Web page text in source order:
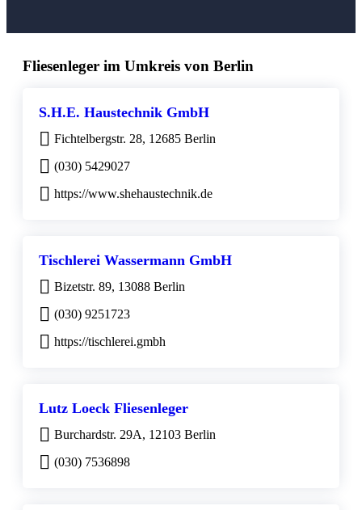
Fliesenleger im Umkreis von Berlin
S.H.E. Haustechnik GmbH
Fichtelbergstr. 28, 12685 Berlin
(030) 5429027
https://www.shehaustechnik.de
Tischlerei Wassermann GmbH
Bizetstr. 89, 13088 Berlin
(030) 9251723
https://tischlerei.gmbh
Lutz Loeck Fliesenleger
Burchardstr. 29A, 12103 Berlin
(030) 7536898